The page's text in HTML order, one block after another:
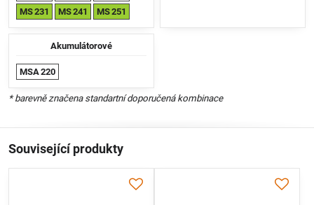
MS 231
MS 241 MS 251
Akumulátorové
MSA 220
Související produkty